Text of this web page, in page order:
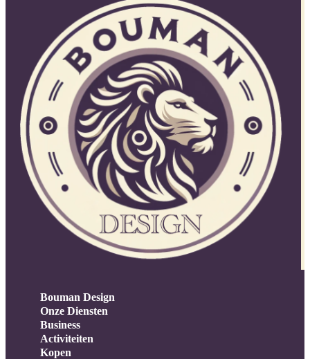
Bouman Design
Onze Diensten
Business
Activiteiten
Kopen